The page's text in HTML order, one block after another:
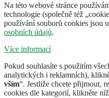
Na této webové stránce
technologie (společně též
používání souborů cookies jsou
osobních údajů.
Více informací
Pokud souhlasíte s použitím
analytických i reklamních),
vším“. Jestliže chcete přijmout,
cookies dle kategorií, klikněte